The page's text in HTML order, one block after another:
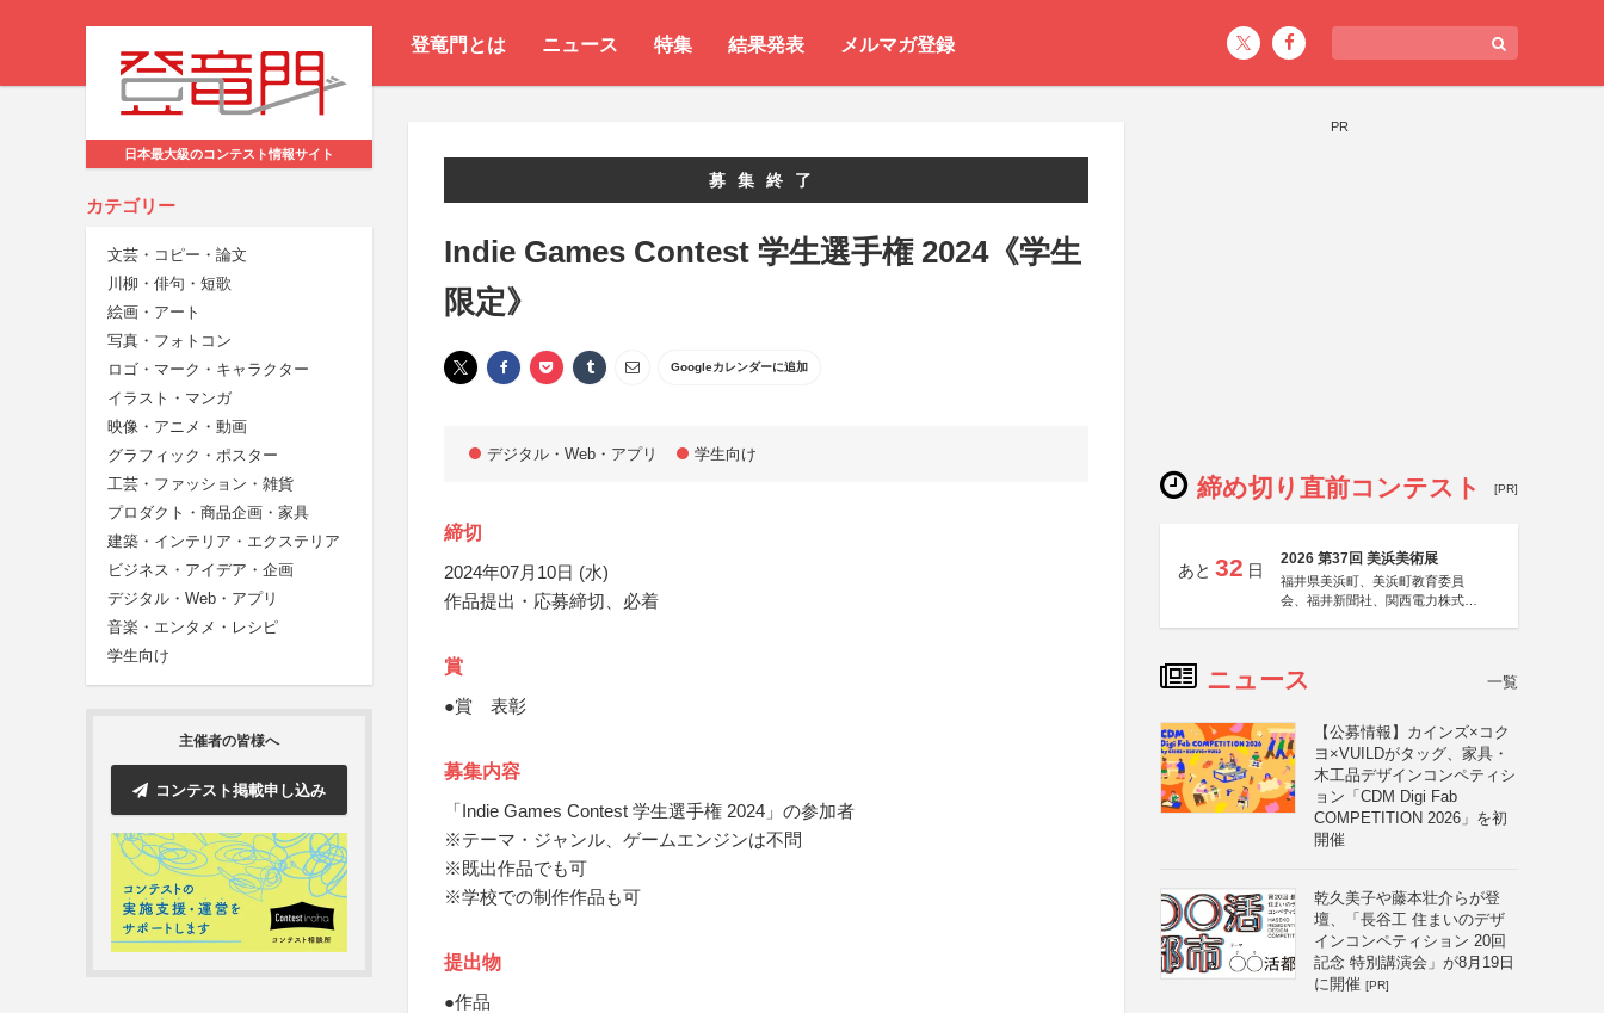
登竜門とは ニュース 特集 結果発表 メルマガ登録
日本最大級のコンテスト情報サイト
カテゴリー
文芸・コピー・論文
川柳・俳句・短歌
絵画・アート
写真・フォトコン
ロゴ・マーク・キャラクター
イラスト・マンガ
映像・アニメ・動画
グラフィック・ポスター
工芸・ファッション・雑貨
プロダクト・商品企画・家具
建築・インテリア・エクステリア
ビジネス・アイデア・企画
デジタル・Web・アプリ
音楽・エンタメ・レシピ
学生向け
主催者の皆様へ
コンテスト掲載申し込み
募集終了
Indie Games Contest 学生選手権 2024《学生
限定》
Googleカレンダーに追加
デジタル・Web・アプリ 学生向け
締切
2024年07月10日 (水)
作品提出・応募締切、必着
賞
●賞 表彰
募集内容
「Indie Games Contest 学生選手権 2024」の参加者
※テーマ・ジャンル、ゲームエンジンは不問
※既出作品でも可
※学校での制作作品も可
提出物
●作品
PR
締め切り直前コンテスト [PR]
あと 32 日
2026 第37回 美浜美術展
福井県美浜町、美浜町教育委員
会、福井新聞社、関西電力株式会
ニュース 一覧
【公募情報】カインズ×コク
ヨ×VUILDがタッグ、家具・
木工品デザインコンペティシ
ョン「CDM Digi Fab
COMPETITION 2026」を初
開催
乾久美子や藤本壮介らが登
壇、「長谷工 住まいのデザ
インコンペティション 20回
記念 特別講演会」が8月19日
に開催 [PR]